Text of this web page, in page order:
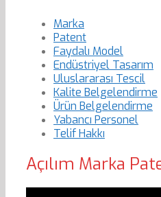
Marka
Patent
Faydalı Model
Endüstriyel Tasarım
Uluslararası Tescil
Kalite Belgelendirme
Ürün Belgelendirme
Yabancı Personel
Telif Hakkı
Açılım Marka